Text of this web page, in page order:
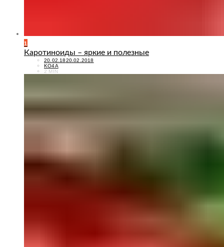
1
Каротиноиды – яркие и полезные
POSTED
ON
20.02.1820.02.2018
KO4A
2 MIN